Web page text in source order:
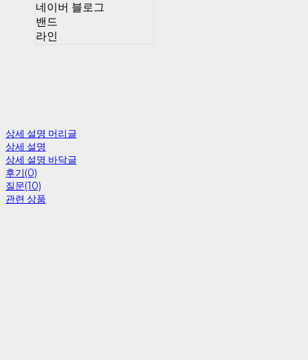
네이버 블로그
밴드
라인
상세 설명 머리글
상세 설명
상세 설명 바닥글
후기(0)
질문(10)
관련 상품